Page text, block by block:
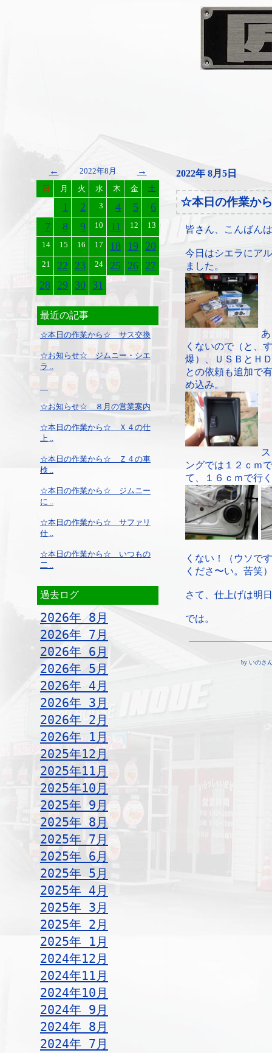
← 2022年8月 →
日 月 火 水 木 金 土
1 2 3 4 5
6
7
8 9 10 11 12 13
14 15 16 17 18 19 20
21 22 23 24 25 26 27
28 29 30 31
最近の記事
☆本日の作業から☆ サス交換
☆お知らせ☆ ジムニー・シエ
ラ ..
☆お知らせ☆ ８月の営業案内
☆本日の作業から☆ Ｘ４の仕
上 ..
☆本日の作業から☆ Ｚ４の車
検 ..
☆本日の作業から☆ ジムニー
に ..
☆本日の作業から☆ サファリ
仕 ..
☆本日の作業から☆ いつもの
二 ..
過去ログ
2026年 8月
2026年 7月
2026年 6月
2026年 5月
2026年 4月
2026年 3月
2026年 2月
2026年 1月
2025年12月
2025年11月
2025年10月
2025年 9月
2025年 8月
2025年 7月
2025年 6月
2025年 5月
2025年 4月
2025年 3月
2025年 2月
2025年 1月
2024年12月
2024年11月
2024年10月
2024年 9月
2024年 8月
2024年 7月
2022年 8月5日
☆本日の作業か
皆さん、こんばん
今日はシエラにア
ました。
くないので（と、
爆）、ＵＳＢとＨ
との依頼も追加で
め込み。
ングでは１２ｃｍ
て、１６ｃｍで行
くない！（ウソで
くださ〜い。苦笑）
さて、仕上げは明
では。
by いのさ